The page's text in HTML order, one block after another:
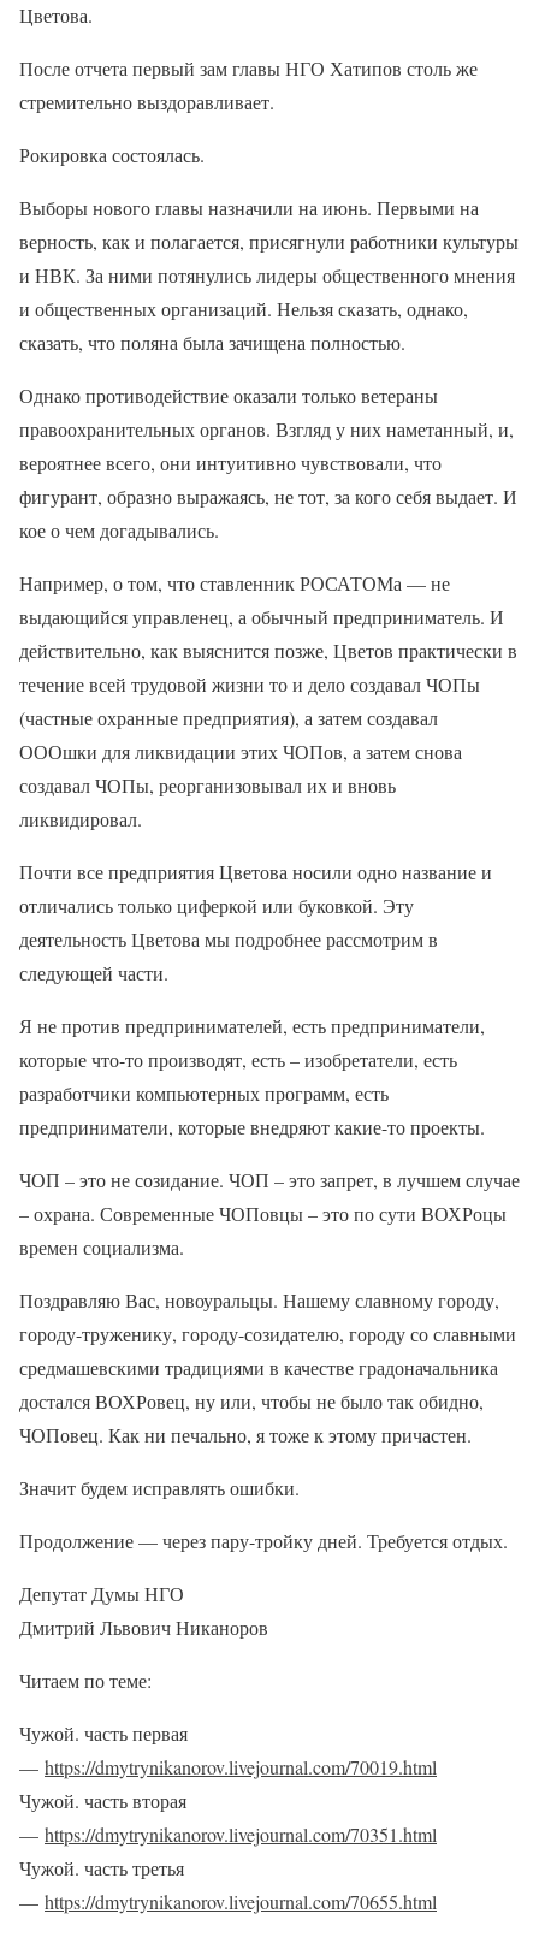
Цветова.
После отчета первый зам главы НГО Хатипов столь же
стремительно выздоравливает.
Рокировка состоялась.
Выборы нового главы назначили на июнь. Первыми на
верность, как и полагается, присягнули работники культуры
и НВК. За ними потянулись лидеры общественного мнения
и общественных организаций. Нельзя сказать, однако,
сказать, что поляна была зачищена полностью.
Однако противодействие оказали только ветераны
правоохранительных органов. Взгляд у них наметанный, и,
вероятнее всего, они интуитивно чувствовали, что
фигурант, образно выражаясь, не тот, за кого себя выдает. И
кое о чем догадывались.
Например, о том, что ставленник РОСАТОМа — не
выдающийся управленец, а обычный предприниматель. И
действительно, как выяснится позже, Цветов практически в
течение всей трудовой жизни то и дело создавал ЧОПы
(частные охранные предприятия), а затем создавал
ОООшки для ликвидации этих ЧОПов, а затем снова
создавал ЧОПы, реорганизовывал их и вновь
ликвидировал.
Почти все предприятия Цветова носили одно название и
отличались только циферкой или буковкой. Эту
деятельность Цветова мы подробнее рассмотрим в
следующей части.
Я не против предпринимателей, есть предприниматели,
которые что-то производят, есть – изобретатели, есть
разработчики компьютерных программ, есть
предприниматели, которые внедряют какие-то проекты.
ЧОП – это не созидание. ЧОП – это запрет, в лучшем случае
– охрана. Современные ЧОПовцы – это по сути ВОХРоцы
времен социализма.
Поздравляю Вас, новоуральцы. Нашему славному городу,
городу-труженику, городу-созидателю, городу со славными
средмашевскими традициями в качестве градоначальника
достался ВОХРовец, ну или, чтобы не было так обидно,
ЧОПовец. Как ни печально, я тоже к этому причастен.
Значит будем исправлять ошибки.
Продолжение — через пару-тройку дней. Требуется отдых.
Депутат Думы НГО
Дмитрий Львович Никаноров
Читаем по теме:
Чужой. часть первая
— https://dmytrynikanorov.livejournal.com/70019.html
Чужой. часть вторая
— https://dmytrynikanorov.livejournal.com/70351.html
Чужой. часть третья
— https://dmytrynikanorov.livejournal.com/70655.html